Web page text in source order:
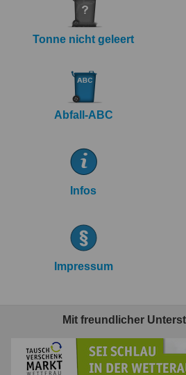
Tonne nicht geleert
Abfall-ABC
Infos
Impressum
Mit freundlicher